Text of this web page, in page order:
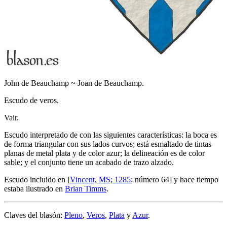
John de Beauchamp ~ Joan de Beauchamp.
Escudo de veros.
Vair.
Escudo interpretado de con las siguientes características: la boca es
de forma triangular con sus lados curvos; está esmaltado de tintas
planas de metal plata y de color azur; la delineación es de color
sable; y el conjunto tiene un acabado de trazo alzado.
Escudo incluido en [Vincent, MS; 1285; número 64] y hace tiempo
estaba ilustrado en Brian Timms.
Claves del blasón: Pleno, Veros, Plata y Azur.